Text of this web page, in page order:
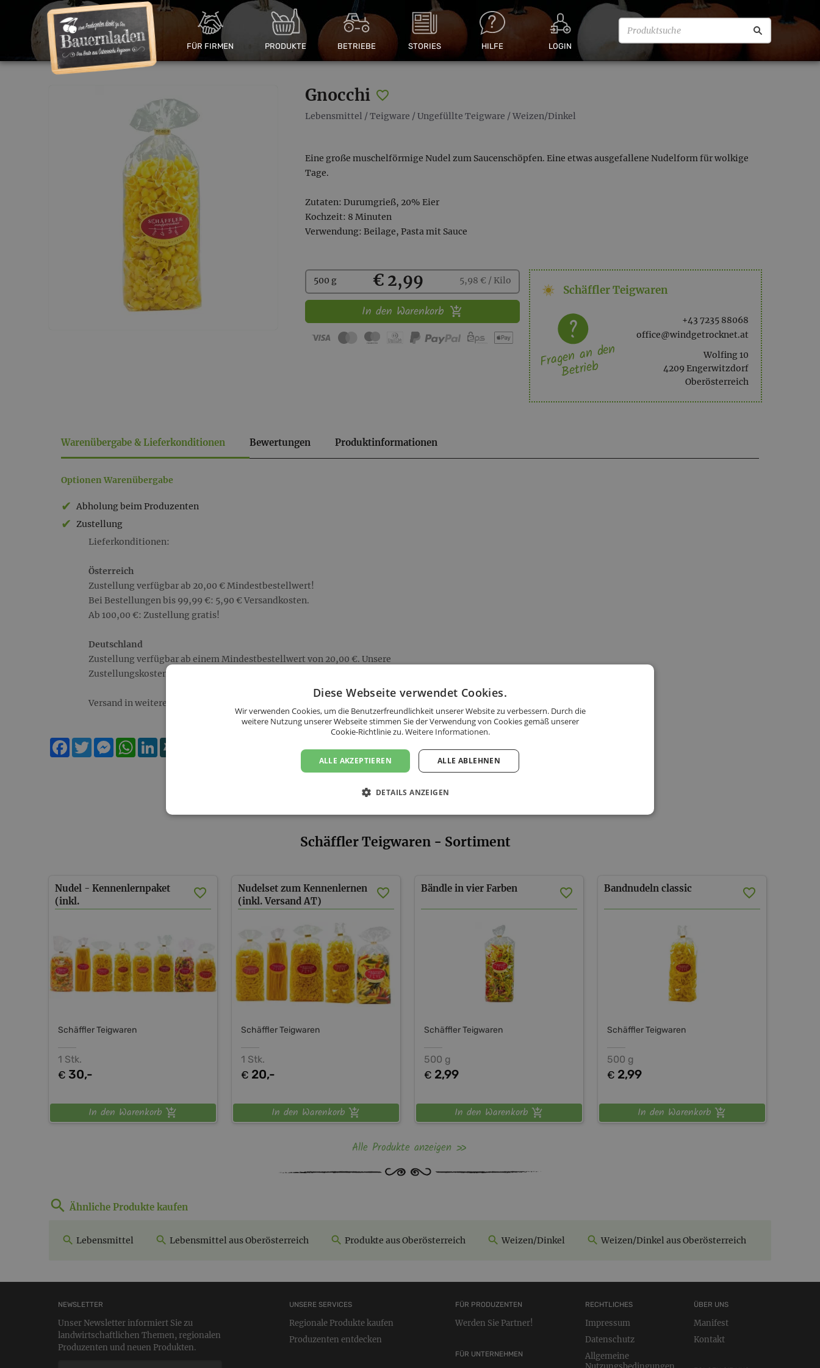
FÜR FIRMEN PRODUKTE BETRIEBE STORIES HILFE LOGIN
Gnocchi
Lebensmittel / Teigware / Ungefüllte Teigware / Weizen/Dinkel
Eine große muschelförmige Nudel zum Saucenschöpfen. Eine etwas ausgefallene Nudelform für wolkige
Tage.
Zutaten: Durumgrieß, 20% Eier
Kochzeit: 8 Minuten
Verwendung: Beilage, Pasta mit Sauce
Kaufen
500 g € 2,99 5,98 € / Kilo
In den Warenkorb
Schäffler Teigwaren
+43 7235 88068
office@windgetrocknet.at
Wolfing 10
4209 Engerwitzdorf
Oberösterreich
Fragen an den
Betrieb
Warenübergabe & Lieferkonditionen Bewertungen Produktinformationen
Warenübergabe
&
Lieferkonditionen
Optionen Warenübergabe
Abholung beim Produzenten
Zustellung
Lieferkonditionen:
Österreich
Zustellung verfügbar ab 20,00 € Mindestbestellwert!
Bei Bestellungen bis 99,99 €: 5,90 € Versandkosten.
Ab 100,00 €: Zustellung gratis!
Deutschland
Zustellung verfügbar ab einem Mindestbestellwert von 20,00 €. Unsere
Zustellungskosten betragen 8,90 €.
Versand in weitere Länder auf Anfrage!
Facebook
TwitterMessenger
WhatsAppLinkedIn
Schäffler Teigwaren - Sortiment
Nudel - Kennenlernpaket
(inkl.
Schäffler Teigwaren
1 Stk.
€ 30,-
In den Warenkorb
Nudelset zum Kennenlernen
(inkl. Versand AT)
Schäffler Teigwaren
1 Stk.
€ 20,-
In den Warenkorb
Bändle in vier Farben
Schäffler Teigwaren
500 g
€ 2,99
In den Warenkorb
Bandnudeln classic
Schäffler Teigwaren
500 g
€ 2,99
In den Warenkorb
Alle Produkte anzeigen
Ähnliche Produkte kaufen
Lebensmittel Lebensmittel aus Oberösterreich Produkte aus Oberösterreich Weizen/Dinkel Weizen/Dinkel aus Oberösterreich
NEWSLETTER
Unser Newsletter informiert Sie zu
landwirtschaftlichen Themen, regionalen
Produzenten und neuen Produkten.
UNSERE SERVICES
Regionale Produkte kaufen
Produzenten entdecken
FÜR PRODUZENTEN
Werden Sie Partner!
FÜR UNTERNEHMEN
RECHTLICHES
Impressum
Datenschutz
Allgemeine
ÜBER UNS
Manifest
Kontakt
Diese Webseite verwendet Cookies.
Wir verwenden Cookies, um die Benutzerfreundlichkeit unserer Website zu verbessern. Durch die
weitere Nutzung unserer Webseite stimmen Sie der Verwendung von Cookies gemäß unserer
Cookie-Richtlinie zu.Weitere Informationen.
ALLE AKZEPTIEREN ALLE ABLEHNEN
DETAILS ANZEIGEN